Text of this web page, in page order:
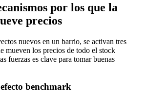
por los que la
precios
nuevos en un barrio, se activan tres
mueven los precios de todo el stock
fuerzas es clave para tomar buenas
benchmark